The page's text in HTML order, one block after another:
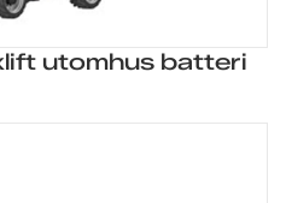
utomhus batteri